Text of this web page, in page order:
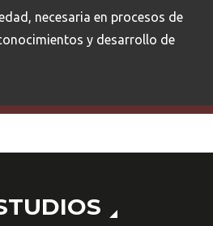
necesaria en procesos de
y desarrollo de